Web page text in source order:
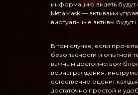
информацию видеть будут
MetaMask — активами
виртуальные активы
В том случае, если
безопасности и опытной
важным достоинством
вознаграждения,
естественно оценит
достаточно простой и